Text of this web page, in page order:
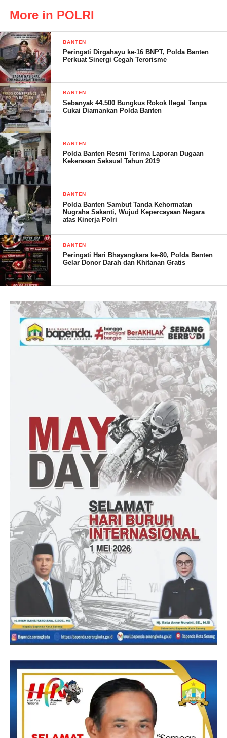
Dibenarkan Kapolsek Anyar AKP Suhel Anyar saat dihubungi
via telepon menuturkan”anggota jaga kami mendapat kan
laporan dari warga sekitar pukul 11,00wib ditemukannya mayat
laki-laki digaan sementara Orang Dengan Gangguan Jiwa
(ODGJ),dan masih dalam indentifikasi pihak tim Inafis Polres
Cilegon dan kemudian mayat di bawa ke RSUD Kota cilegon
untuk penanganan lebih lanjut ,”pungkasnya
R.Afandi/RG
More in POLRI
BANTEN
Peringati Dirgahayu ke-16 BNPT, Polda Banten
Perkuat Sinergi Cegah Terorisme
BANTEN
Sebanyak 44.500 Bungkus Rokok Ilegal Tanpa
Cukai Diamankan Polda Banten
BANTEN
Polda Banten Resmi Terima Laporan Dugaan
Kekerasan Seksual Tahun 2019
BANTEN
Polda Banten Sambut Tanda Kehormatan
Nugraha Sakanti, Wujud Kepercayaan Negara
atas Kinerja Polri
BANTEN
Peringati Hari Bhayangkara ke-80, Polda Banten
Gelar Donor Darah dan Khitanan Gratis